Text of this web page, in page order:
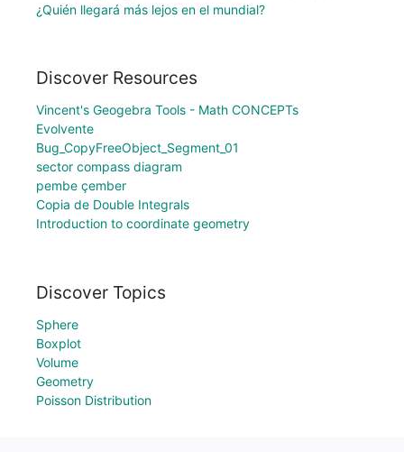
¿Quién llegará más lejos en el mundial?
Discover Resources
Vincent's Geogebra Tools - Math CONCEPTs
Evolvente
Bug_CopyFreeObject_Segment_01
sector compass diagram
pembe çember
Copia de Double Integrals
Introduction to coordinate geometry
Discover Topics
Sphere
Boxplot
Volume
Geometry
Poisson Distribution